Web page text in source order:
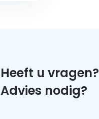
Heeft u vragen?
Advies nodig?